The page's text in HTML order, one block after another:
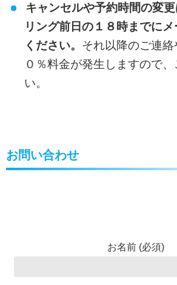
キャンセルや予約時間の変
リング前日の１８時までに
ください。 それ以降のご連絡
０％料金が発生しますので、
い。
お問い合わせ
お名前 (必須)